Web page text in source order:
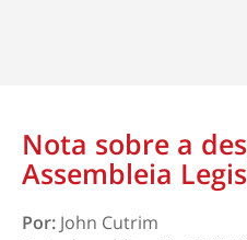
Nota sobre a
Assembleia
Por: John Cutrim